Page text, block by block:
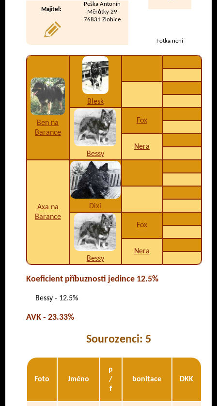
Fotka není
Majitel:
Peška Antonín
Měrůtky 29
76831 Zlobice
Ben na
Barance
Blesk
Bessy
Fox
Nera
Axa na
Barance
Dixi
Bessy
Fox
Nera
Koeficient příbuznosti jedince 12.5%
Bessy - 12.5%
AVK - 23.33%
Sourozenci: 5
Foto Jméno
p
/
f
bonitace DKK